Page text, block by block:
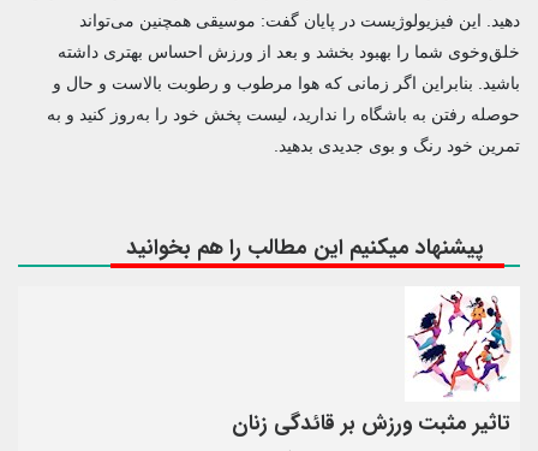
دهید. این فیزیولوژیست در پایان گفت: موسیقی همچنین می‌تواند
خلق‌وخوی شما را بهبود بخشد و بعد از ورزش احساس بهتری داشته
باشید. بنابراین اگر زمانی که هوا مرطوب و رطوبت بالاست و حال و
حوصله رفتن به باشگاه را ندارید، لیست پخش خود را به‌روز کنید و به
تمرین خود رنگ و بوی جدیدی بدهید.
پیشنهاد میکنیم این مطالب را هم بخوانید
تاثیر مثبت ورزش بر قائدگی زنان